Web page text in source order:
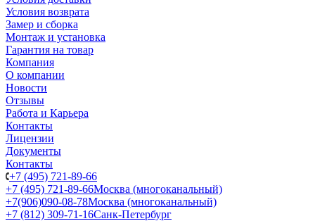
Условия возврата
Замер и сборка
Монтаж и установка
Гарантия на товар
Компания
О компании
Новости
Отзывы
Работа и Карьера
Контакты
Лицензии
Документы
Контакты
+7 (495) 721-89-66
+7 (495) 721-89-66Москва (многоканальный)
+7(906)090-08-78Москва (многоканальный)
+7 (812) 309-71-16Санк-Петербург